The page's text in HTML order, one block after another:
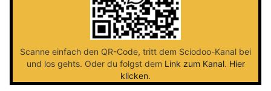
Scanne einfach den QR-Code, tritt dem Sciodoo-Kanal bei
und los gehts. Oder du folgst dem Link zum Kanal. Hier
klicken.